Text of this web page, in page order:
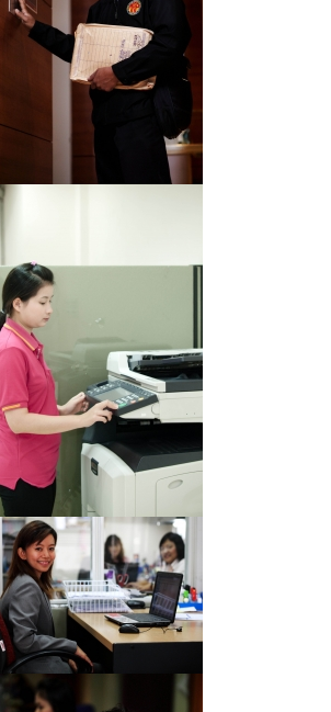
OLYMPUS DIGITAL CAMERA